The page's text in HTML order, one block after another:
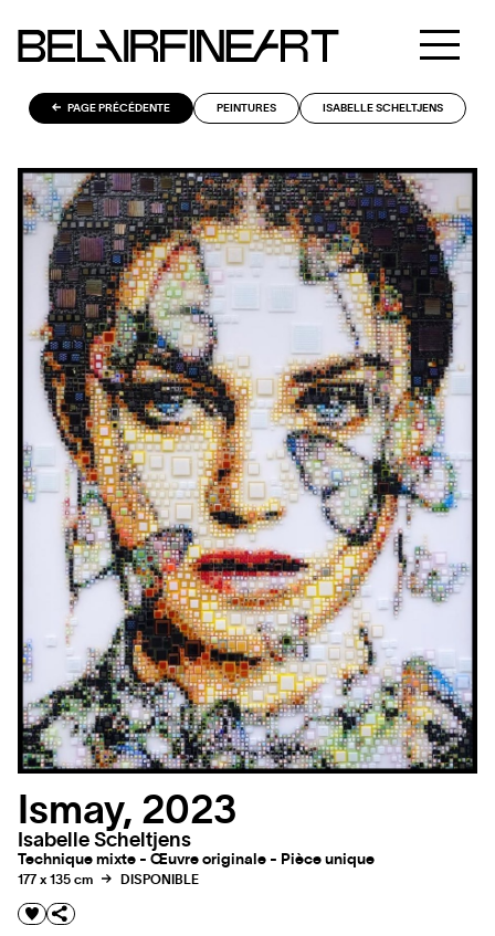
PAGE PRÉCÉDENTE PEINTURES ISABELLE SCHELTJENS
Ismay, 2023
Isabelle Scheltjens
Technique mixte - Œuvre originale - Pièce unique
177 x 135 cm DISPONIBLE